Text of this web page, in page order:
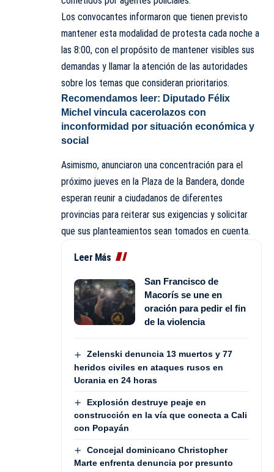
Los convocantes informaron que tienen previsto
mantener esta modalidad de protesta cada noche a
las 8:00, con el propósito de mantener visibles sus
demandas y llamar la atención de las autoridades
sobre los temas que consideran prioritarios.
Recomendamos leer: Diputado Félix
Michel vincula cacerolazos con
inconformidad por situación económica y
social
Asimismo, anunciaron una concentración para el
próximo jueves en la Plaza de la Bandera, donde
esperan reunir a ciudadanos de diferentes
provincias para reiterar sus exigencias y solicitar
que sus planteamientos sean tomados en cuenta.
Leer Más
San Francisco de
Macorís se une en
oración para pedir el fin
de la violencia
Zelenski denuncia 13 muertos y 77
heridos civiles en ataques rusos en
Ucrania en 24 horas
Explosión destruye peaje en
construcción en la vía que conecta a Cali
con Popayán
Concejal dominicano Christopher
Marte enfrenta denuncia por presunto